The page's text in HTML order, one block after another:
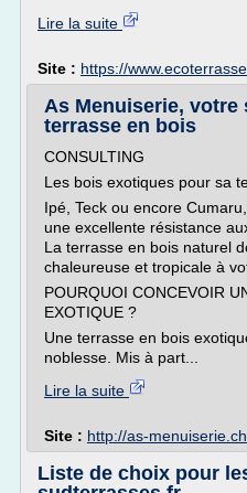
Lire la suite
Site : https://
As Menuiserie, votre
terrasse en bois
CONSULTING
Les bois exotiques pour sa
Ipé, Teck ou encore
une excellente résistance
La terrasse en bois naturel
chaleureuse et tropicale à
POURQUOI CONCEVOIR
EXOTIQUE ?
Une terrasse en bois
noblesse. Mis à part...
Lire la suite
Site : http://as-menuiserie.ch
Liste de choix pour